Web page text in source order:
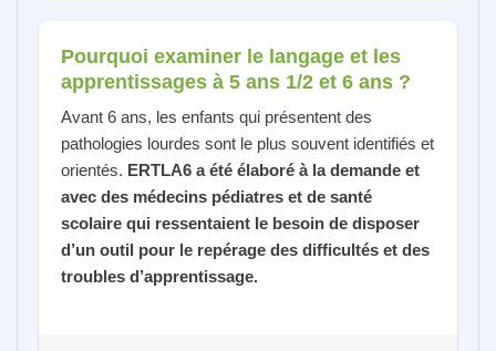
Pourquoi examiner le langage et les
apprentissages à 5 ans 1/2 et 6 ans ?
Avant 6 ans, les enfants qui présentent des
pathologies lourdes sont le plus souvent identifiés et
orientés. ERTLA6 a été élaboré à la demande et
avec des médecins pédiatres et de santé
scolaire qui ressentaient le besoin de disposer
d’un outil pour le repérage des difficultés et des
troubles d’apprentissage.